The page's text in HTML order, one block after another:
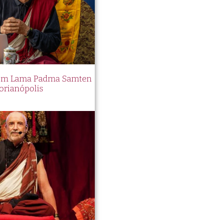
Lama Padma Samten